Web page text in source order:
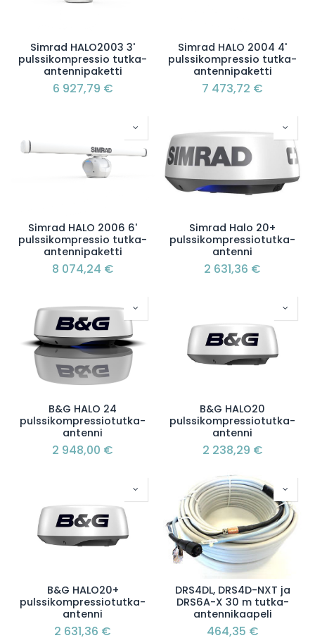
Simrad HALO2003 3'
pulssikompressio tutka-
antennipaketti
6 927,79 €
Simrad HALO 2004 4'
pulssikompressio tutka-
antennipaketti
7 473,72 €
Simrad HALO 2006 6'
pulssikompressio tutka-
antennipaketti
8 074,24 €
Simrad Halo 20+
pulssikompressiotutka-
antenni
2 631,36 €
B&G HALO 24
pulssikompressiotutka-
antenni
2 948,00 €
B&G HALO20
pulssikompressiotutka-
antenni
2 238,29 €
B&G HALO20+
pulssikompressiotutka-
antenni
2 631,36 €
DRS4DL, DRS4D-NXT ja
DRS6A-X 30 m tutka-
antennikaapeli
464,35 €